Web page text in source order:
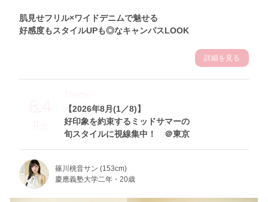
肌見せフリル×ワイドデニムで魅せる
好感度もスタイルUPも◎なキャンパスLOOK
詳細を見る
8.4
Tue
【2026年8月(1／8)】
好印象を約束するミッドサマーの
旬スタイルに視線集中！ ＠東京
Theme
篠川桃音サン (153cm)
慶應義塾大学二年・20歳